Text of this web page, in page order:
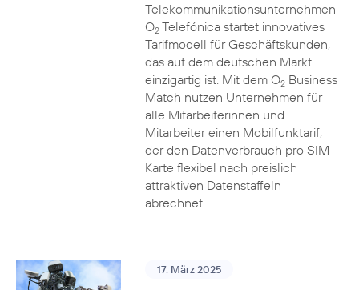
Telekommunikationsunternehmen
O2Telefónica startet innovatives
Tarifmodell für Geschäftskunden,
das auf dem deutschen Markt
einzigartig ist. Mit dem O2Business
Match nutzen Unternehmen für
alle Mitarbeiterinnen und
Mitarbeiter einen Mobilfunktarif,
der den Datenverbrauch pro SIM-
Karte flexibel nach preislich
attraktiven Datenstaffeln
abrechnet.
17. März 2025